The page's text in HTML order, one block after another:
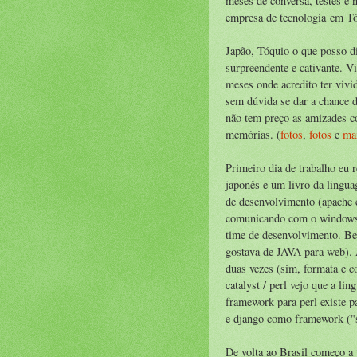
empresa de tecnologia em
Japão, Tóquio o que posso
surpreendente e cativante.
meses onde acredito ter
sem dúvida se dar a chance
não tem preço as amizades
memórias. (fotos, fotos e
Primeiro dia de trabalho eu
japonês e um livro da
de desenvolvimento
comunicando com o
time de desenvolvimento.
gostava de JAVA para
duas vezes (sim, formata e
catalyst / perl vejo que a
framework para perl existe
e django como framework
De volta ao Brasil começo